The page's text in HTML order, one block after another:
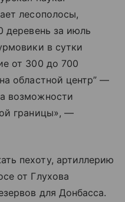
лесополосы,
деревень за июль
в сутки
от 300 до 700
областной центр” —
возможности
границы», —
пехоту, артиллерию
от Глухова
для Донбасса.